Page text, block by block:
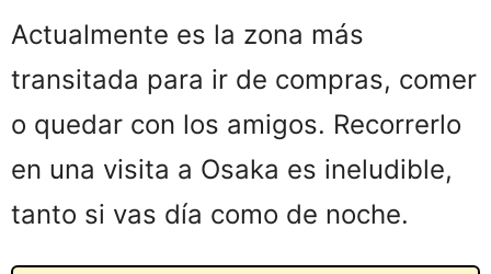
Actualmente es la zona más
transitada para ir de compras, comer
o quedar con los amigos. Recorrerlo
en una visita a Osaka es ineludible,
tanto si vas día como de noche.